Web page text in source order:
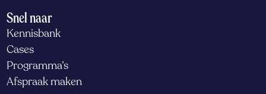
Snel naar
Kennisbank
Cases
Programma’s
Afspraak maken